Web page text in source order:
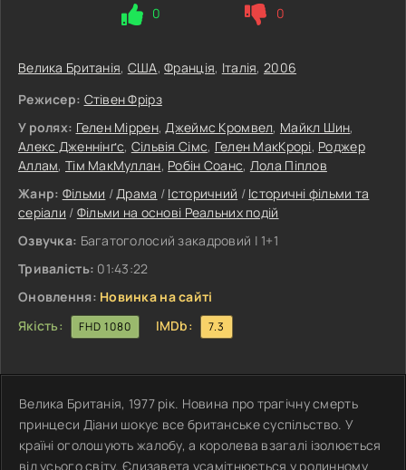
0 0
Велика Британія, США,Франція, Італія, 2006
Режисер: Стівен Фрірз
У ролях: Гелен Міррен,Джеймс Кромвел, Майкл Шин,
Алекс Дженнінґс, Сільвія Сімс, Гелен МакКрорі, Роджер
Аллам, Тім МакМуллан, Робін Соанс, Лола Піплов
Жанр: Фільми /Драма / Історичний / Історичні фільми та
серіали / Фільми на основі Реальних подій
Озвучка: Багатоголосий закадровий | 1+1
Тривалість: 01:43:22
Оновлення: Новинка на сайті
Якість:
FHD 1080 IMDb: 7.3
Велика Британія, 1977 рік. Новина про трагічну смерть
принцеси Діани шокує все британське суспільство. У
країні оголошують жалобу, а королева взагалі ізолюється
від усього світу. Єлизавета усамітнюється у родинному